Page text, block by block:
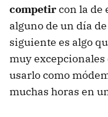
competircon la de
alguno de un día
siguiente es algo
muy
usarlo como
muchas horas en